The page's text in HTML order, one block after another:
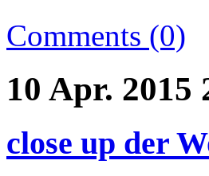
Comments (0)
10 Apr. 2015
close up der